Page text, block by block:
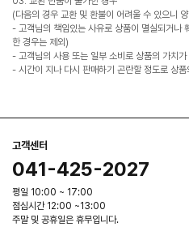
(다음의 경우 교환 및 환불이 어려울 수 있으니
- 고객님의 책임있는 사유로 상품이 멸실되거나
한 경우는 제외)
- 고객님의 사용 또는 일부 소비로 상품의 가치가
- 시간이 지나 다시 판매하기 곤란할 정도로 상
고객센터
041-425-2027
평일 10:00 ~ 17:00
점심시간 12:00 ~13:00
주말 및 공휴일은 휴무입니다.